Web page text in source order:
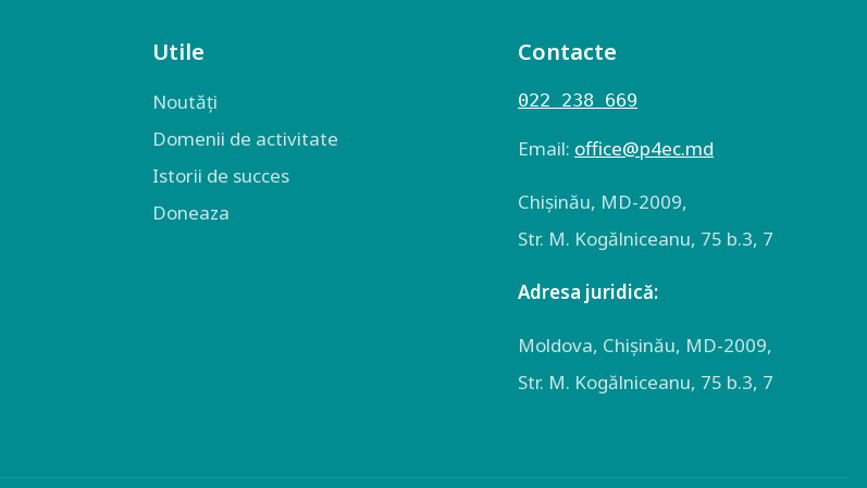
Utile
Noutăți
Domenii de activitate
Istorii de succes
Doneaza
Contacte
022 238 669
Email: оffice@p4ec.md
Chişinău, MD-2009,
Str. M. Kogălniceanu, 75 b.3, 7
Adresa juridică:
Moldova, Chişinău, MD-2009,
Str. M. Kogălniceanu, 75 b.3, 7